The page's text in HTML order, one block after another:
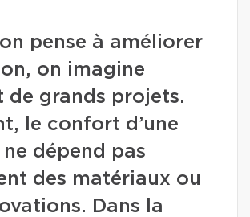
pense à améliorer
on imagine
de grands projets.
le confort d’une
dépend pas
des matériaux ou
Dans la